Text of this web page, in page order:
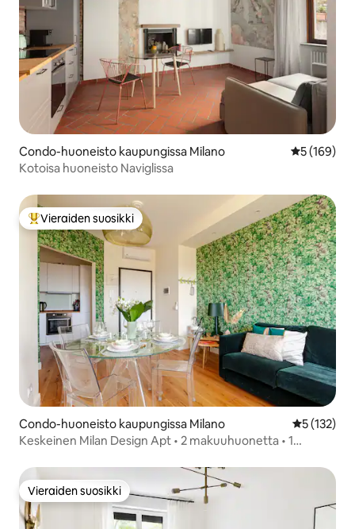
Condo-huoneisto kaupungissa Milano
5 (169)
Kotoisa huoneisto Naviglissa
Vieraiden suosikkien parhaimmistoa
Vieraiden suosikki
Condo-huoneisto kaupungissa Milano
5 (132)
Keskeinen Milan Design Apt • 2 makuuhuonetta • 1
Vieraiden suosikki
Vieraiden suosikki